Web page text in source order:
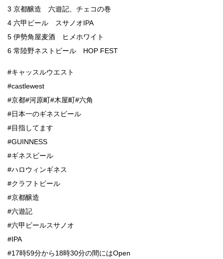
3 京都醸造 六遊記、チェコの巻
4 六甲ビール スサノオIPA
5 伊勢角屋麦酒 ヒメホワイト
6 常陸野ネストビール HOP FEST
#キャッスルウエスト
#castlewest
#京都#河原町#木屋町#六角
#日本一のギネスビール
#目指してます
#GUINNESS
#ギネスビール
#ハロウィンギネス
#クラフトビール
#京都醸造
#六遊記
#六甲ビールスサノオ
#IPA
#17時59分から18時30分の間にはOpen